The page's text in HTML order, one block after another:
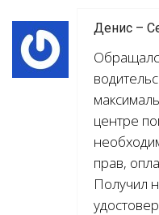
Денис –
центре
прав,
Получил